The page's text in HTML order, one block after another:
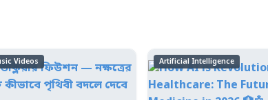
Videos Artificial Intelligence